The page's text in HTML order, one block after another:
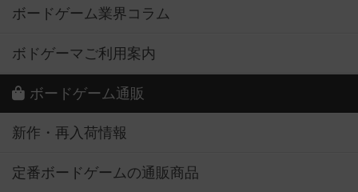
ボードゲーム業界コラム
ボドゲーマご利用案内
ボードゲーム通販
新作・再入荷情報
定番ボードゲームの通販商品